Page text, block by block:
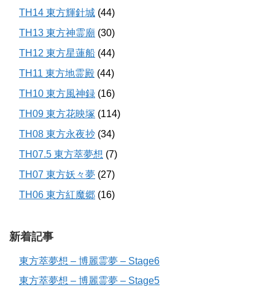
TH14 東方輝針城 (44)
TH13 東方神霊廟 (30)
TH12 東方星蓮船 (44)
TH11 東方地霊殿 (44)
TH10 東方風神録 (16)
TH09 東方花映塚 (114)
TH08 東方永夜抄 (34)
TH07.5 東方萃夢想 (7)
TH07 東方妖々夢 (27)
TH06 東方紅魔郷 (16)
新着記事
東方萃夢想 – 博麗霊夢 – Stage6
東方萃夢想 – 博麗霊夢 – Stage5